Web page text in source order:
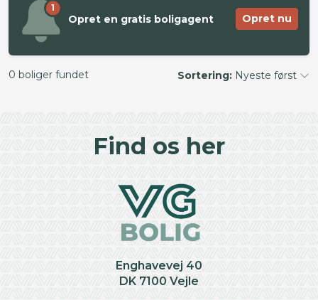
1
Opret en gratis boligagent Opret nu
0 boliger fundet Sortering: Nyeste først
Find os her
Enghavevej 40
DK 7100 Vejle